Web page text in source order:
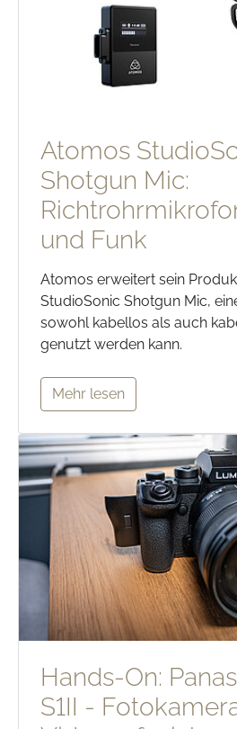
Atomos
Shotgun Mic:
und Funk
Atomos erweitert sein
StudioSonic Shotgun Mic,
sowohl kabellos als auch
genutzt werden kann.
Mehr lesen
Hands-On:
S1II -